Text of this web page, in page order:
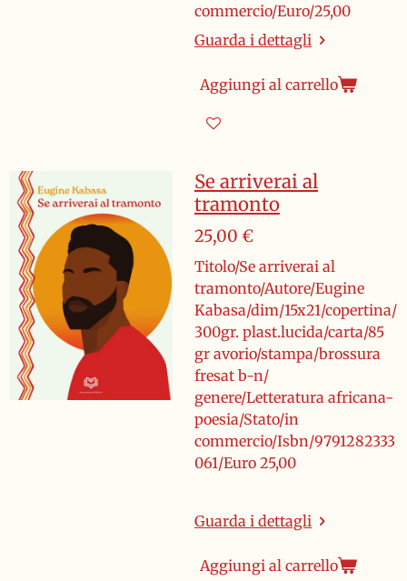
commercio/Euro/25,00
Guarda i dettagli
Aggiungi al carrello
Se arriverai al
tramonto
25,00 €
Titolo/Se arriverai al
tramonto/Autore/Eugine
Kabasa/dim/15x21/copertina/
300gr. plast.lucida/carta/85
gr avorio/stampa/brossura
fresat b-n/
genere/Letteratura africana-
poesia/Stato/in
commercio/Isbn/9791282333
061/Euro 25,00
Guarda i dettagli
Aggiungi al carrello